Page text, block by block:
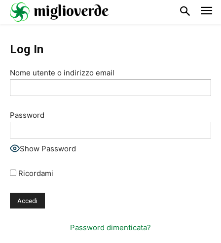
Log In
Nome utente o indirizzo email
Password
Show Password
Ricordami
Password dimenticata?